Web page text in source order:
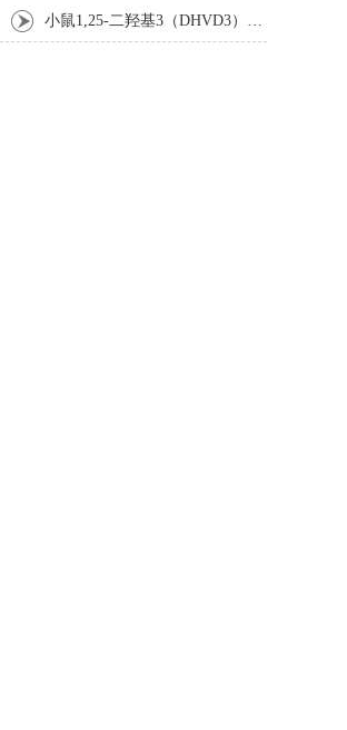
小鼠1,25-二羟基3（DHVD3）elisa试剂盒操作步骤